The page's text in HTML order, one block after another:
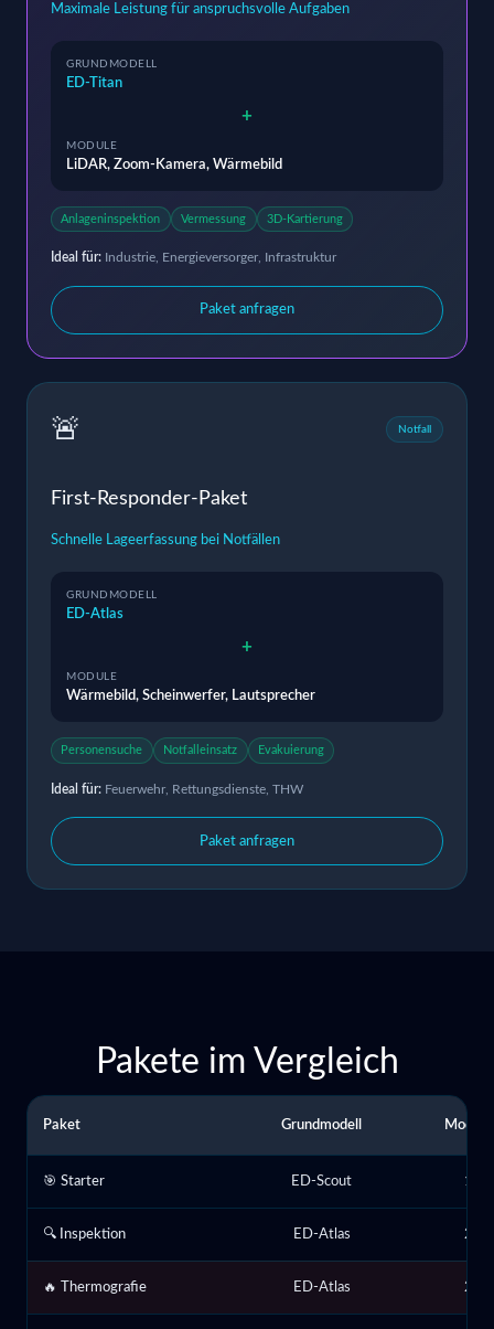
Maximale Leistung für anspruchsvolle Aufgaben
GRUNDMODELL
ED-Titan
+
MODULE
LiDAR, Zoom-Kamera, Wärmebild
Anlageninspektion Vermessung 3D-Kartierung
Ideal für: Industrie, Energieversorger, Infrastruktur
Paket anfragen
🚨 Notfall
First-Responder-Paket
Schnelle Lageerfassung bei Notfällen
GRUNDMODELL
ED-Atlas
+
MODULE
Wärmebild, Scheinwerfer, Lautsprecher
Personensuche Notfalleinsatz Evakuierung
Ideal für: Feuerwehr, Rettungsdienste, THW
Paket anfragen
Pakete im Vergleich
Paket Grundmodell Module
🎯 Starter ED-Scout 1
🔍 Inspektion ED-Atlas 2
🔥 Thermografie ED-Atlas 2